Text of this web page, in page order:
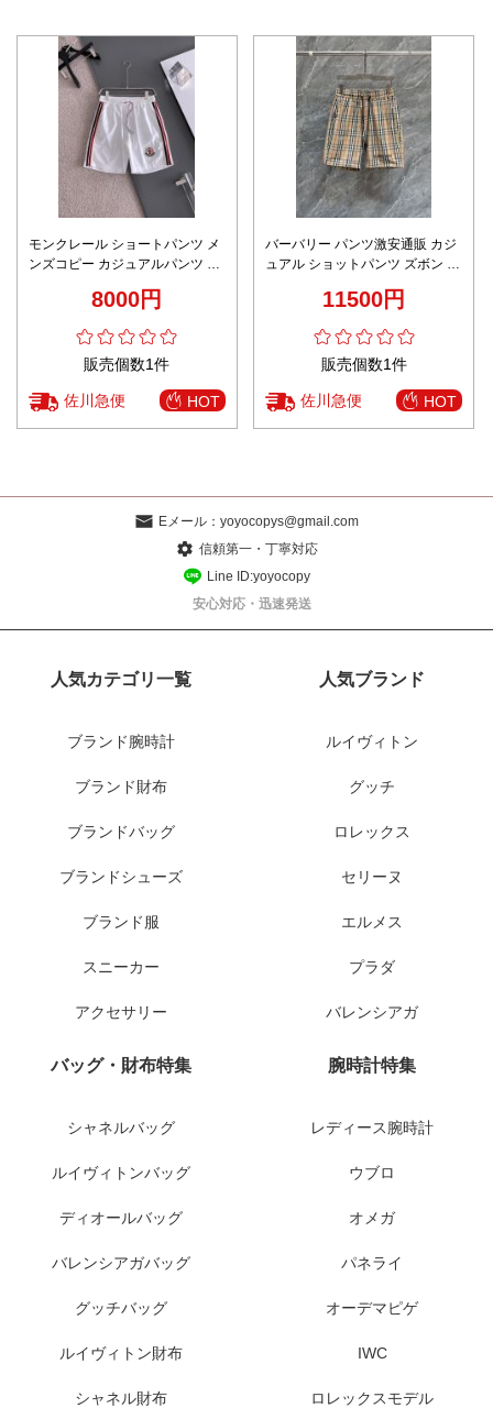
モンクレール ショートパンツ メ
ンズコピー カジュアルパンツ ズ
8000円
販売個数1件
佐川急便 HOT
バーバリー パンツ激安通販 カジ
ュアル ショットパンツ ズボン 夏
11500円
販売個数1件
佐川急便 HOT
Eメール： yoyocopys@gmail.com
信頼第一・丁寧対応
Line ID:yoyocopy
安心対応・迅速発送
人気カテゴリ一覧
ブランド腕時計
ブランド財布
ブランドバッグ
ブランドシューズ
ブランド服
スニーカー
アクセサリー
人気ブランド
ルイヴィトン
グッチ
ロレックス
セリーヌ
エルメス
プラダ
バレンシアガ
バッグ・財布特集
シャネルバッグ
ルイヴィトンバッグ
ディオールバッグ
バレンシアガバッグ
グッチバッグ
ルイヴィトン財布
シャネル財布
腕時計特集
レディース腕時計
ウブロ
オメガ
パネライ
オーデマピゲ
IWC
ロレックスモデル